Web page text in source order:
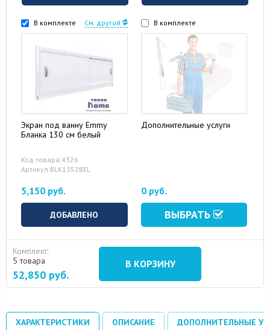
16 August 2024 10 September 2024
В комплекте См. другой
Экран под ванну Emmy
Бланка 130 см белый
Код товара:4326
Артикул:BLK1352BEL
5,150 руб.
ДОБАВЛЕНО
В комплекте
Дополнительные услуги
0 руб.
ВЫБРАТЬ
Комплект:
5 товара
52,850 руб.
В КОРЗИНУ
ХАРАКТЕРИСТИКИ ОПИСАНИЕ ДОПОЛНИТЕЛЬНЫЕ